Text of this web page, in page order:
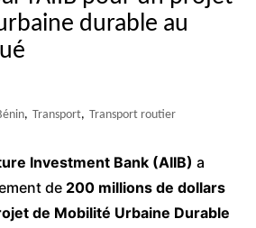
durable au
, Transport, Transport routier
Investment Bank (AIIB) a
de 200 millions de dollars
de Mobilité Urbaine Durable